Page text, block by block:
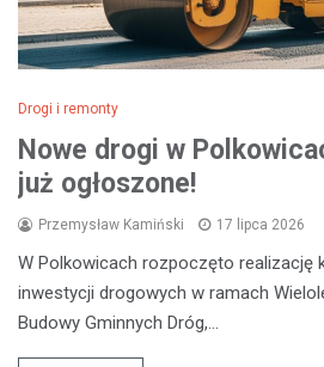
Drogi i remonty
Nowe drogi w
już ogłoszone!
Przemysław Kamiński 17 lipca 2026
W Polkowicach rozpoczęto realizację
inwestycji drogowych w ramach
Budowy Gminnych Dróg,…